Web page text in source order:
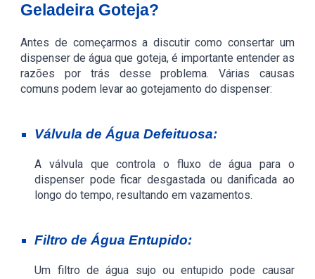
Geladeira Goteja?
Antes de começarmos a discutir como consertar um
dispenser de água que goteja, é importante entender as
razões por trás desse problema. Várias causas
comuns podem levar ao gotejamento do dispenser:
Válvula de Água Defeituosa:
A válvula que controla o fluxo de água para o
dispenser pode ficar desgastada ou danificada ao
longo do tempo, resultando em vazamentos.
Filtro de Água Entupido:
Um filtro de água sujo ou entupido pode causar